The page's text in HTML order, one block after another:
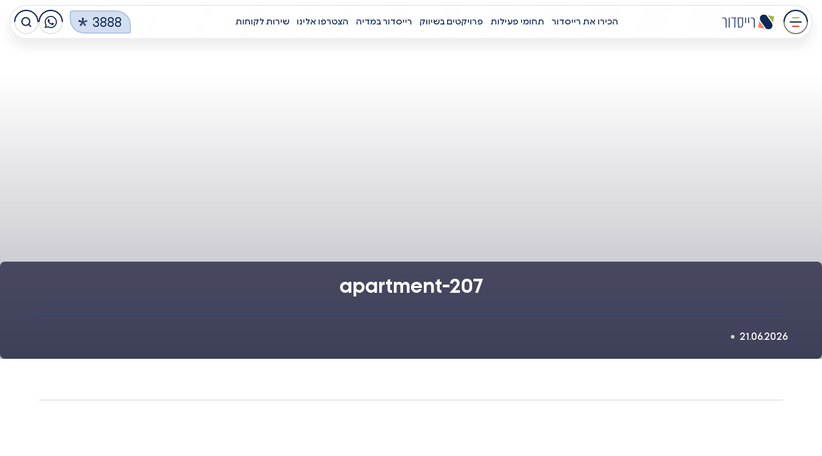
מעבר
לתוכן
הכירו את רייסדור תחומי פעילות פרויקטים בשיווק רייסדור במדיה הצטרפו אלינו שירות לקוחות 3888
apartment-207
21.06.2026